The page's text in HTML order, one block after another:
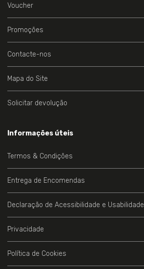
Voucher
Promoções
Contacte-nos
Mapa do Site
Solicitar devolução
Informações úteis
Termos & Condições
Entrega de Encomendas
Declaração de Acessibilidade e Usabilidade
Privacidade
Política de Cookies